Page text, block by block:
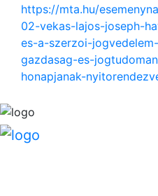
https://mta.hu/
02-vekas-lajos-joseph-
es-a-szerzoi-
gazdasag-es-
honapjanak-